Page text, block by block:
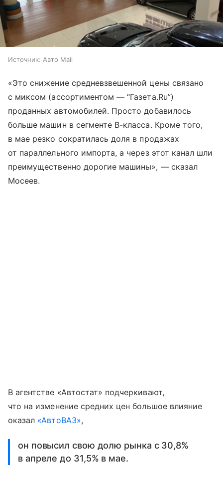
Источник: Авто Mail
«Это снижение средневзвешенной цены связано
с миксом (ассортиментом — “Газета.Ru”)
проданных автомобилей. Просто добавилось
больше машин в сегменте B-класса. Кроме того,
в мае резко сократилась доля в продажах
от параллельного импорта, а через этот канал шли
преимущественно дорогие машины», — сказал
Мосеев.
В агентстве «Автостат» подчеркивают,
что на изменение средних цен большое влияние
оказал «АвтоВАЗ»,
он повысил свою долю рынка с 30,8%
в апреле до 31,5% в мае.